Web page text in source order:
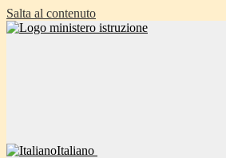
Salta al contenuto
Italiano